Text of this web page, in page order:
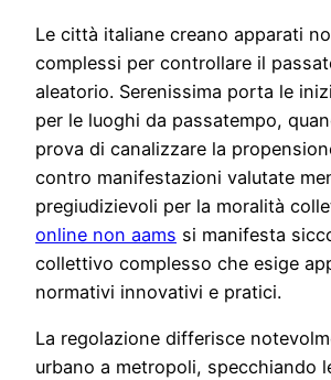
Le città italiane creano apparati
complessi per controllare il
aleatorio. Serenissima porta le
per le luoghi da passatempo,
prova di canalizzare la
contro manifestazioni valutate
pregiudizievoli per la moralità
online non aams si manifesta
collettivo complesso che esige
normativi innovativi e pratici.
La regolazione differisce
urbano a metropoli, specchiando